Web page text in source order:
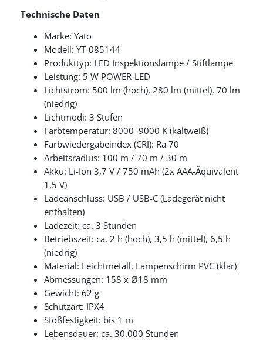
Technische Daten
Marke: Yato
Modell: YT-085144
Produkttyp: LED Inspektionslampe / Stiftlampe
Leistung: 5 W POWER-LED
Lichtstrom: 500 lm (hoch), 280 lm (mittel), 70 lm
(niedrig)
Lichtmodi: 3 Stufen
Farbtemperatur: 8000–9000 K (kaltweiß)
Farbwiedergabeindex (CRI): Ra 70
Arbeitsradius: 100 m / 70 m / 30 m
Akku: Li-Ion 3,7 V / 750 mAh (2x AAA-Äquivalent
1,5 V)
Ladeanschluss: USB / USB-C (Ladegerät nicht
enthalten)
Ladezeit: ca. 3 Stunden
Betriebszeit: ca. 2 h (hoch), 3,5 h (mittel), 6,5 h
(niedrig)
Material: Leichtmetall, Lampenschirm PVC (klar)
Abmessungen: 158 x Ø18 mm
Gewicht: 62 g
Schutzart: IPX4
Stoßfestigkeit: bis 1 m
Lebensdauer: ca. 30.000 Stunden